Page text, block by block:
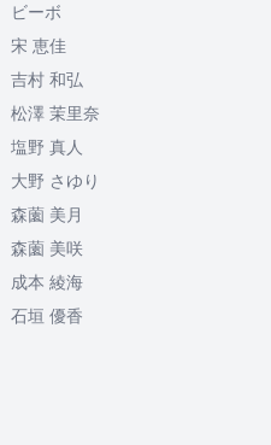
ビーボ
宋 恵佳
吉村 和弘
松澤 茉里奈
塩野 真人
大野 さゆり
森薗 美月
森薗 美咲
成本 綾海
石垣 優香